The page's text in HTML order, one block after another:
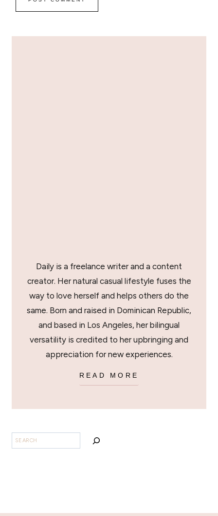
Daily is a freelance writer and a content
creator. Her natural casual lifestyle fuses the
way to love herself and helps others do the
same. Born and raised in Dominican Republic,
and based in Los Angeles, her bilingual
versatility is credited to her upbringing and
appreciation for new experiences.
READ MORE